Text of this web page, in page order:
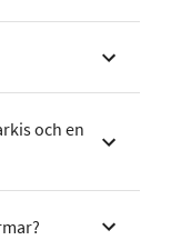
och en